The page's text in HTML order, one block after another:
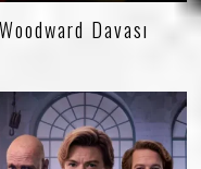
Davası